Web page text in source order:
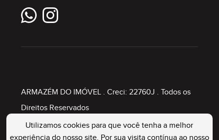
ARMAZÉM DO IMÓVEL. Creci: 22760J . Todos os
Direitos Reservados
Utilizamos cookies para que você tenha a melhor
experiência do nosso site. Por sua visita contínua ao nosso